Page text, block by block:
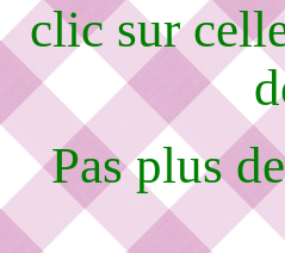
clic sur
Pas plus